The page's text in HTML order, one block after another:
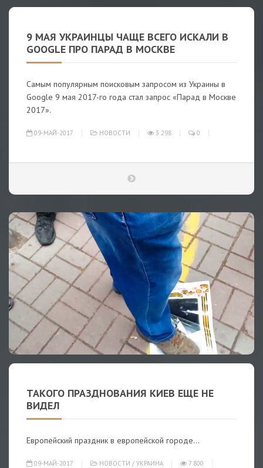
9 МАЯ УКРАИНЦЫ ЧАЩЕ ВСЕГО ИСКАЛИ В
GOOGLE ПРО ПАРАД В МОСКВЕ
Самым популярным поисковым запросом из Украины в
Google 9 мая 2017-го года стал запрос «Парад в Москве
2017».
09-МАЙ-2017 НОВОСТИ 3 298 0
ТАКОГО ПРАЗДНОВАНИЯ КИЕВ ЕЩЕ НЕ
ВИДЕЛ
Европейский праздник в европейской городе...
09-МАЙ-2017 НОВОСТИ / УКРАИНА 7 800